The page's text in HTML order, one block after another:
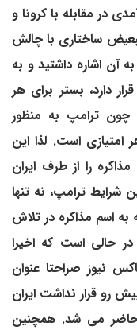
در مقابله با کرونا و
ساختاری با چالش
آن اشاره داشتید و به
دارد، بستر برای هر
چون ترامپ به منظور
است. لذا این
را از طرف ایران
شرایط ترامپ، نه تنها
به اسم مذاکره در تلاش
حالی است که اخیرا
نیوز صراحتا عنوان
رو قرار نداشت ایران
حاضر می شد. همچنین